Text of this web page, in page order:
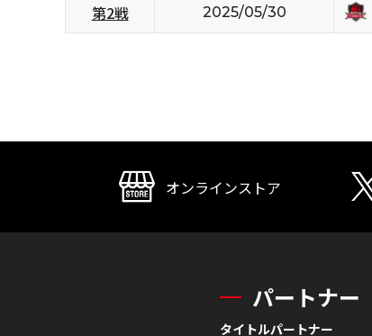
第2戦 2025/05/30
オンラインストア
パートナー
タイトルパートナー